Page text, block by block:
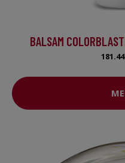
BALSAM